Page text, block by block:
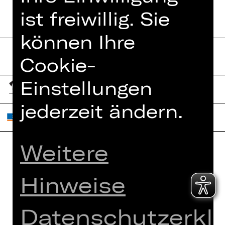
Home
Spielplan
Künstler*innen
Newsletter
Interner Bereich
ZVB/L
AGB
ist freiwillig. Sie
können Ihre
Cookie-
Einstellungen
jederzeit ändern.
Weitere
Hinweise